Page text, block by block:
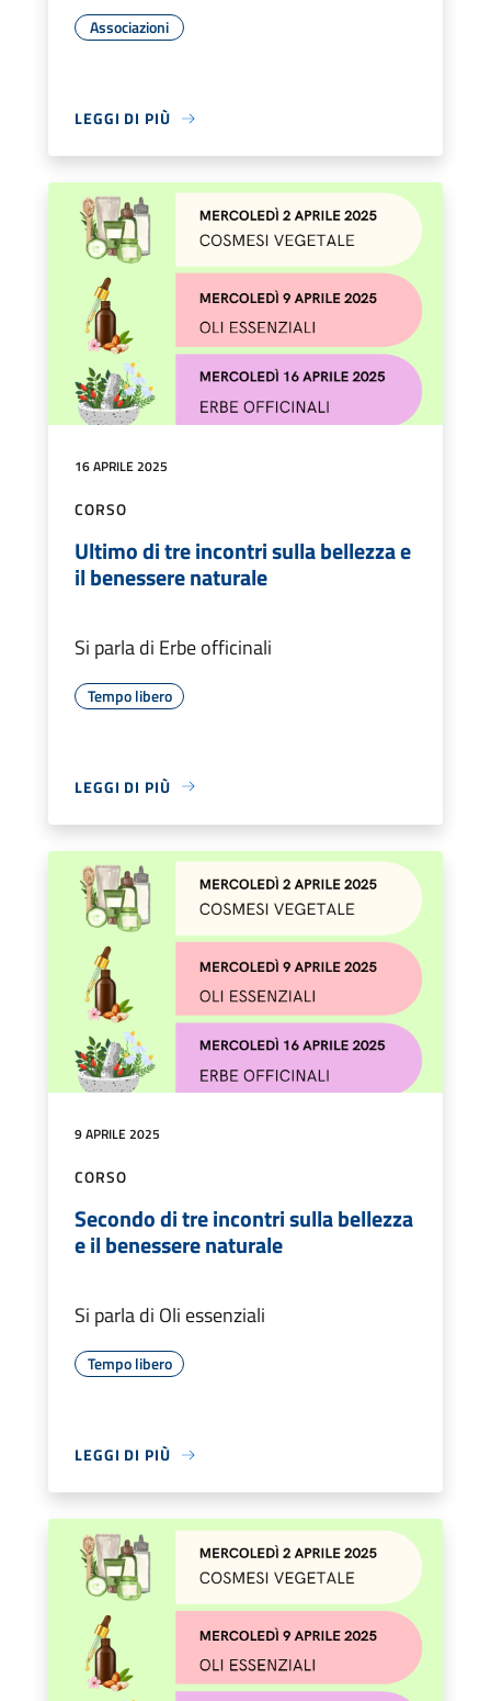
Associazioni
LEGGI DI PIÙ
16 APRILE 2025
CORSO
Ultimo di tre incontri sulla bellezza e
il benessere naturale
Si parla di Erbe officinali
Tempo libero
LEGGI DI PIÙ
9 APRILE 2025
CORSO
Secondo di tre incontri sulla bellezza
e il benessere naturale
Si parla di Oli essenziali
Tempo libero
LEGGI DI PIÙ